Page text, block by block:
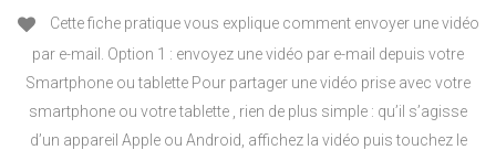
Cette fiche pratique vous explique comment envoyer une vidéo
par e-mail. Option 1 : envoyez une vidéo par e-mail depuis votre
Smartphone ou tablette Pour partager une vidéo prise avec votre
smartphone ou votre tablette , rien de plus simple : qu’il s’agisse
d’un appareil Apple ou Android, affichez la vidéo puis touchez le